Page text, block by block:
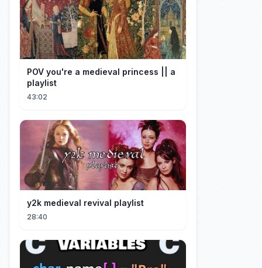
POV you're a medieval princess || a
playlist
43:02
y2k medieval revival playlist
28:40